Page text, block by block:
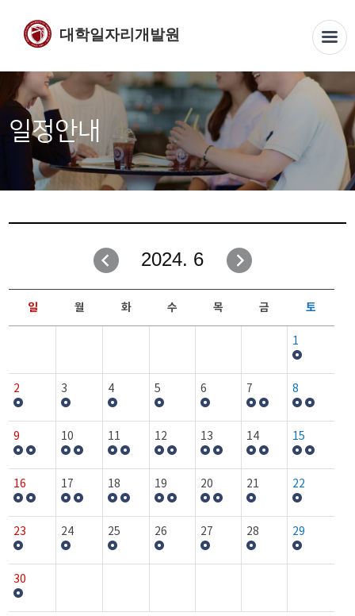
대학일자리개발원
일정안내
2024. 6
일 월 화 수 목 금 토
1
2 3 4 5 6 7 8
9 10 11 12 13 14 15
16 17 18 19 20 21 22
23 24 25 26 27 28 29
30